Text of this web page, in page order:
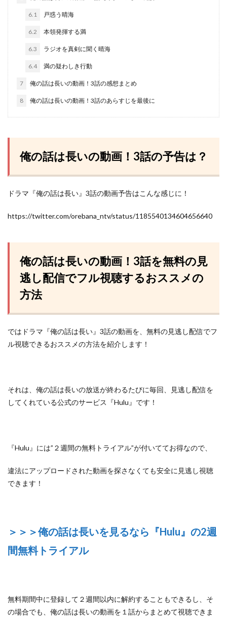
6.1 戸惑う晴海
6.2 本領発揮する満
6.3 ラジオを真剣に聞く晴海
6.4 満の疑わしき行動
7 俺の話は長いの動画！3話の感想まとめ
8 俺の話は長いの動画！3話のあらすじを最後に
俺の話は長いの動画！3話の予告は？
ドラマ『俺の話は長い』3話の動画予告はこんな感じに！
https://twitter.com/orebana_ntv/status/1185540134604656640
俺の話は長いの動画！3話を無料の見
逃し配信でフル視聴するおススメの
方法
ではドラマ『俺の話は長い』3話の動画を、無料の見逃し配信でフ
ル視聴できるおススメの方法を紹介します！
それは、俺の話は長いの放送が終わるたびに毎回、見逃し配信を
してくれている公式のサービス『Hulu』 です！
『Hulu』には”２週間の無料トライアル”が付いててお得なので、
違法にアップロードされた動画を探さなくても安全に見逃し視聴
できます！
＞＞＞俺の話は長いを見るなら『Hulu』の2週
間無料トライアル
無料期間中に登録して２週間以内に解約することもできるし、 そ
の場合でも、俺の話は長いの動画を１話からまとめて視聴できま